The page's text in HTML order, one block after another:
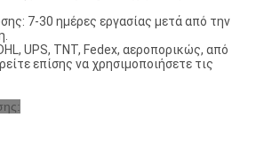
7-30 ημέρες εργασίας μετά από την
UPS, TNT, Fedex, αεροπορικώς, από
επίσης να χρησιμοποιήσετε τις